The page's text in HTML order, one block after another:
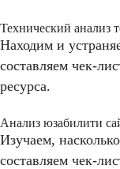
Технический анализ
Находим и
составляем чек-
ресурса.
Анализ юзабилити
Изучаем,
составляем чек-